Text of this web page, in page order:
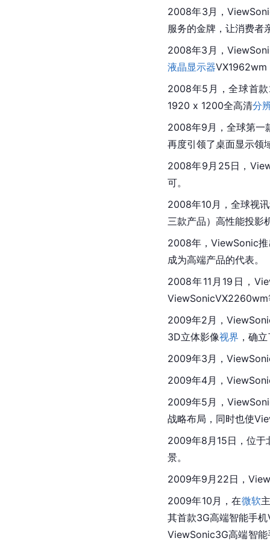
2008年3月，
服务的金牌，让消费者
2008年3月，
液晶显示器VX1962wm
2008年5月，全球首
1920 x 1200全高清分
2008年9月，全球第一
再度引领了桌面显示领
2008年9月25日，
可。
2008年10月，全球视
三款产品）高性能投影
2008年，ViewSonic
成为高端产品的代表。
2008年11月19日，
ViewSonicVX2260wm
2009年2月，
3D立体影像视界 ，确
2009年3月，
2009年4月，
2009年5月，
战略布局，同时也使
2009年8月15日，位于
景。
2009年9月22日，
2009年10月，在微软
其首款3G高端智能手
ViewSonic3G高端智能